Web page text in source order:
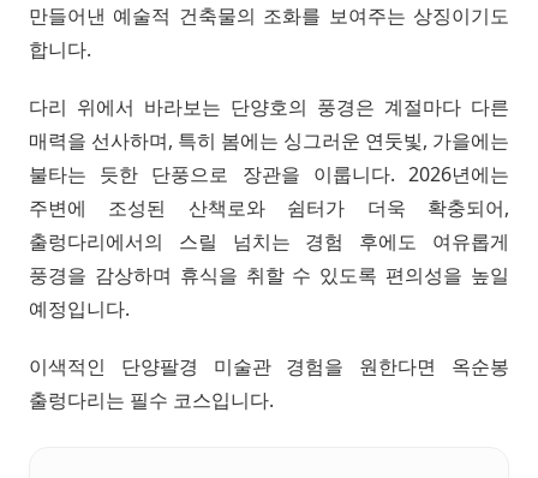
만들어낸 예술적 건축물의 조화를 보여주는 상징이기도
합니다.
다리 위에서 바라보는 단양호의 풍경은 계절마다 다른
매력을 선사하며, 특히 봄에는 싱그러운 연둣빛, 가을에는
불타는 듯한 단풍으로 장관을 이룹니다. 2026년에는
주변에 조성된 산책로와 쉼터가 더욱 확충되어,
출렁다리에서의 스릴 넘치는 경험 후에도 여유롭게
풍경을 감상하며 휴식을 취할 수 있도록 편의성을 높일
예정입니다.
이색적인 단양팔경 미술관 경험을 원한다면 옥순봉
출렁다리는 필수 코스입니다.